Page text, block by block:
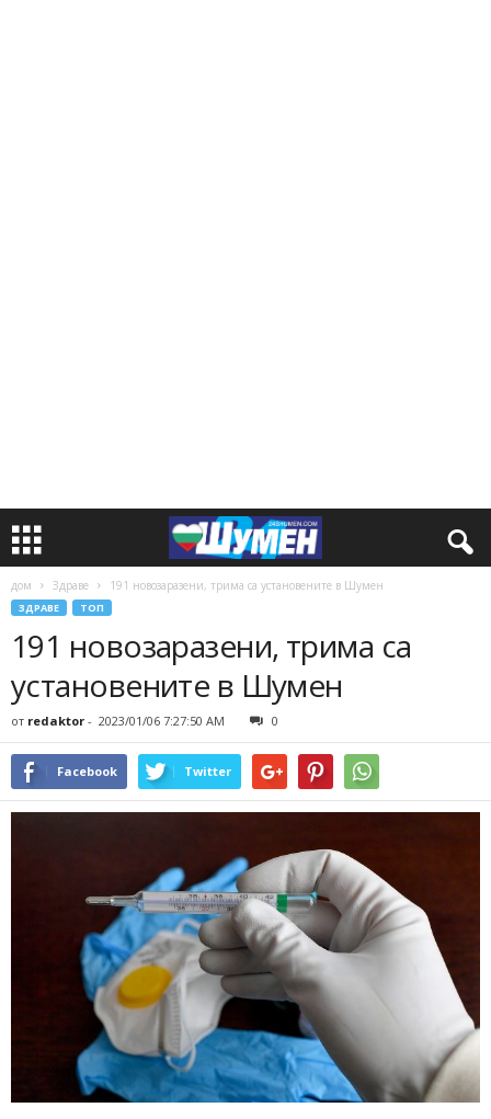
дом Здраве 191 новозаразени, трима са установените в Шумен
ЗДРАВЕ ТОП
191 новозаразени, трима са
установените в Шумен
от redaktor - 2023/01/06 7:27:50 AM 0
Facebook Twitter